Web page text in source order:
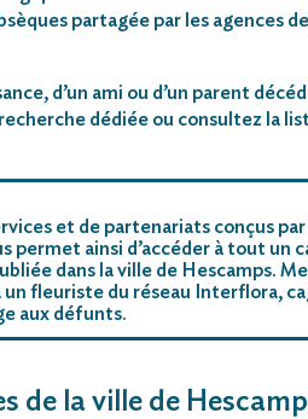
partagée par les agences
d’un ami ou d’un parent
dédiée ou consultez la
et de partenariats conçus
permet ainsi d’accéder à tout un
dans la ville de Hescamps.
un fleuriste du réseau Interflora,
aux défunts.
de la ville de